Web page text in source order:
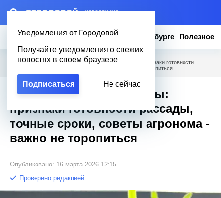
– НОВОСТИ ДНЯ
Уведомления от Городовой
Получайте уведомления о свежих
новостях в своем браузере
Подписаться Не сейчас
Новости Эксклюзив Вопросы о Петербурге Полезное
Городовой Полезное / Когда пикировать томаты: признаки готовности
рассады, точные сроки, советы агронома - важно не торопиться
Когда пикировать томаты:
признаки готовности рассады,
точные сроки, советы агронома -
важно не торопиться
Опубликовано: 16 марта 2026 12:15
Проверено редакцией